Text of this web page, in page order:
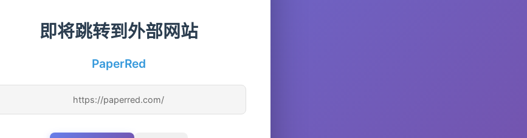
即将跳转到外部网站
PaperRed
https://paperred.com/